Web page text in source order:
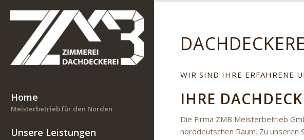
Home
Meisterbetrieb für den Norden
Unsere Leistungen
WIR SIND IHRE ERFAHRENE
IHRE
Die Firma ZMB Meisterbetrieb
norddeutschen Raum. Zu unseren